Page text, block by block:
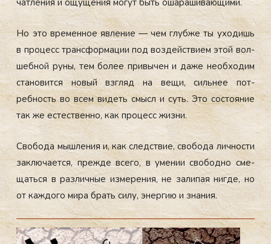
Но это вре­мен­ное яв­ле­ние — чем глуб­же ты ухо­дишь
в про­цесс тран­сфор­ма­ции под воз­дей­стви­ем этой вол­
шебной ру­ны, тем бо­лее при­вычен и да­же не­об­хо­дим
ста­новит­ся но­вый взгляд на ве­щи, силь­нее пот­
ребность во всем ви­деть смысл и суть. Это сос­то­яние
так же ес­тес­твен­но, как про­цесс жиз­ни.
Сво­бода мыш­ле­ния и, как следс­твие, сво­бода лич­ности
зак­лю­ча­ет­ся, преж­де все­го, в уме­нии сво­бод­но сме­
щать­ся в раз­личные из­ме­рения, не за­липая ниг­де, но
от каж­до­го ми­ра брать си­лу, энер­гию и зна­ния.